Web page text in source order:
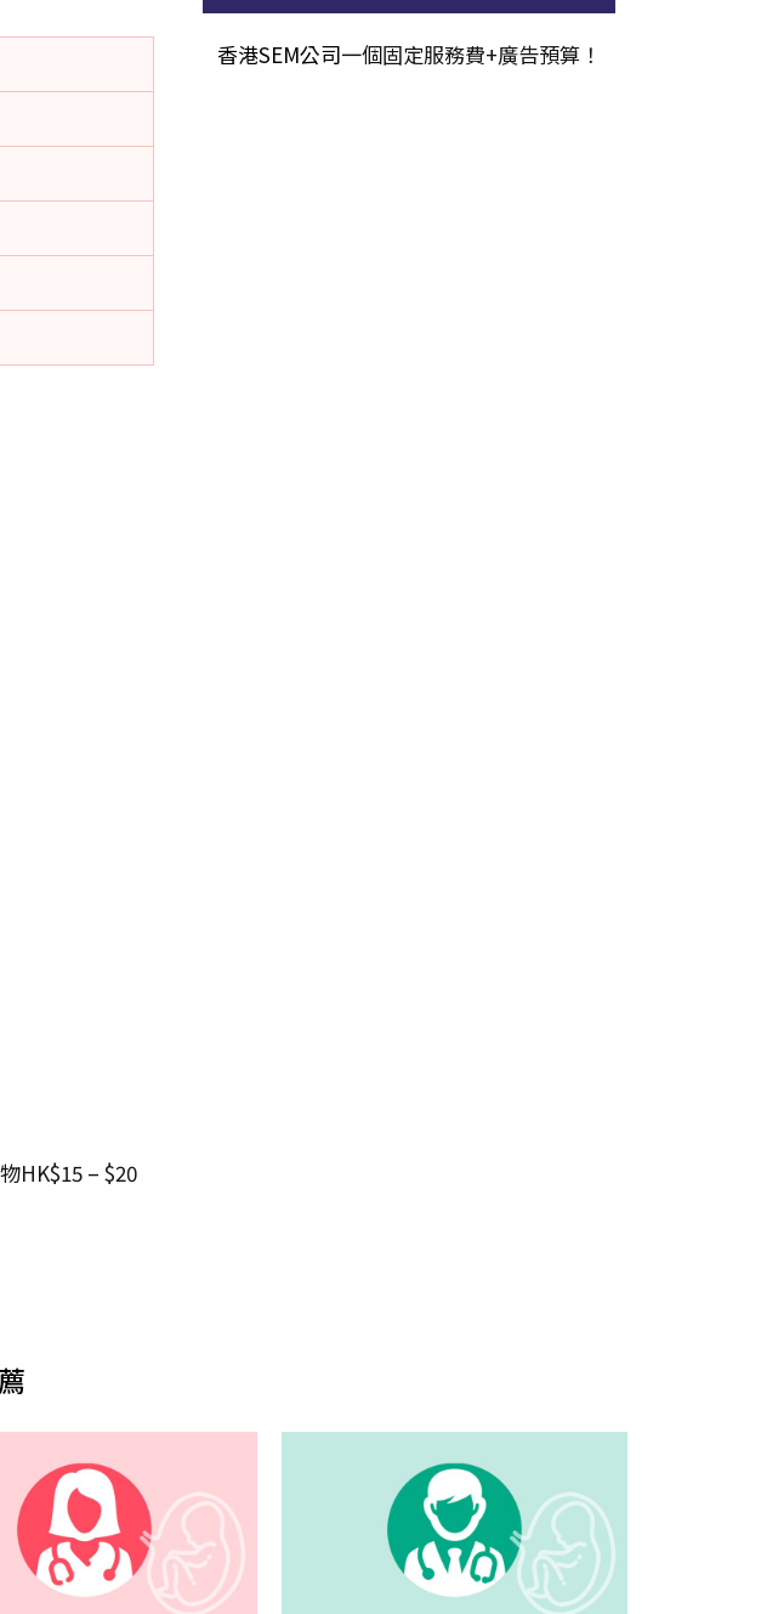
HK$15 – $20
香港SEM公司一個固定服務費+廣告預算！